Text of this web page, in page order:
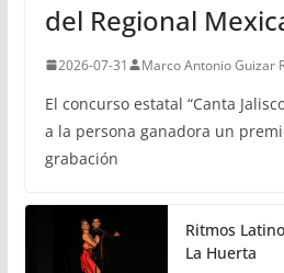
del Regional
2026-07-31 Marco Antonio Guizar
El concurso estatal “Canta
a la persona ganadora un
grabación
Ritmos
La Huerta